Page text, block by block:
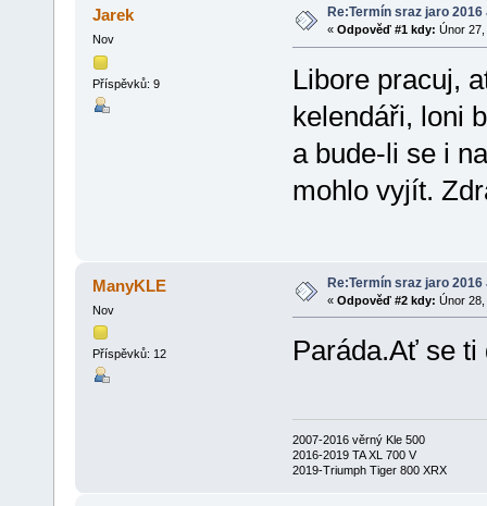
Jarek
Nov
Příspěvků: 9
Re:Termín sraz jaro
« Odpověď #1 kdy: Únor 27,
Libore pracuj,
kelendáři, loni
a bude-li se i
mohlo vyjít.
ManyKLE
Nov
Příspěvků: 12
Re:Termín sraz jaro
« Odpověď #2 kdy: Únor 28,
Paráda.Ať se ti
2007-2016 věrný Kle 500
2016-2019 TA XL 700 V
2019-Triumph Tiger 800 XRX